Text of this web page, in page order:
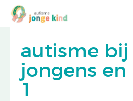
autisme bij
jongens en
1